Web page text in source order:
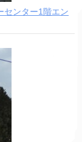
センター1階エン